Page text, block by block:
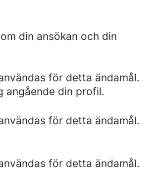
din ansökan och din
för detta ändamål.
angående din profil.
för detta ändamål.
för detta ändamål.